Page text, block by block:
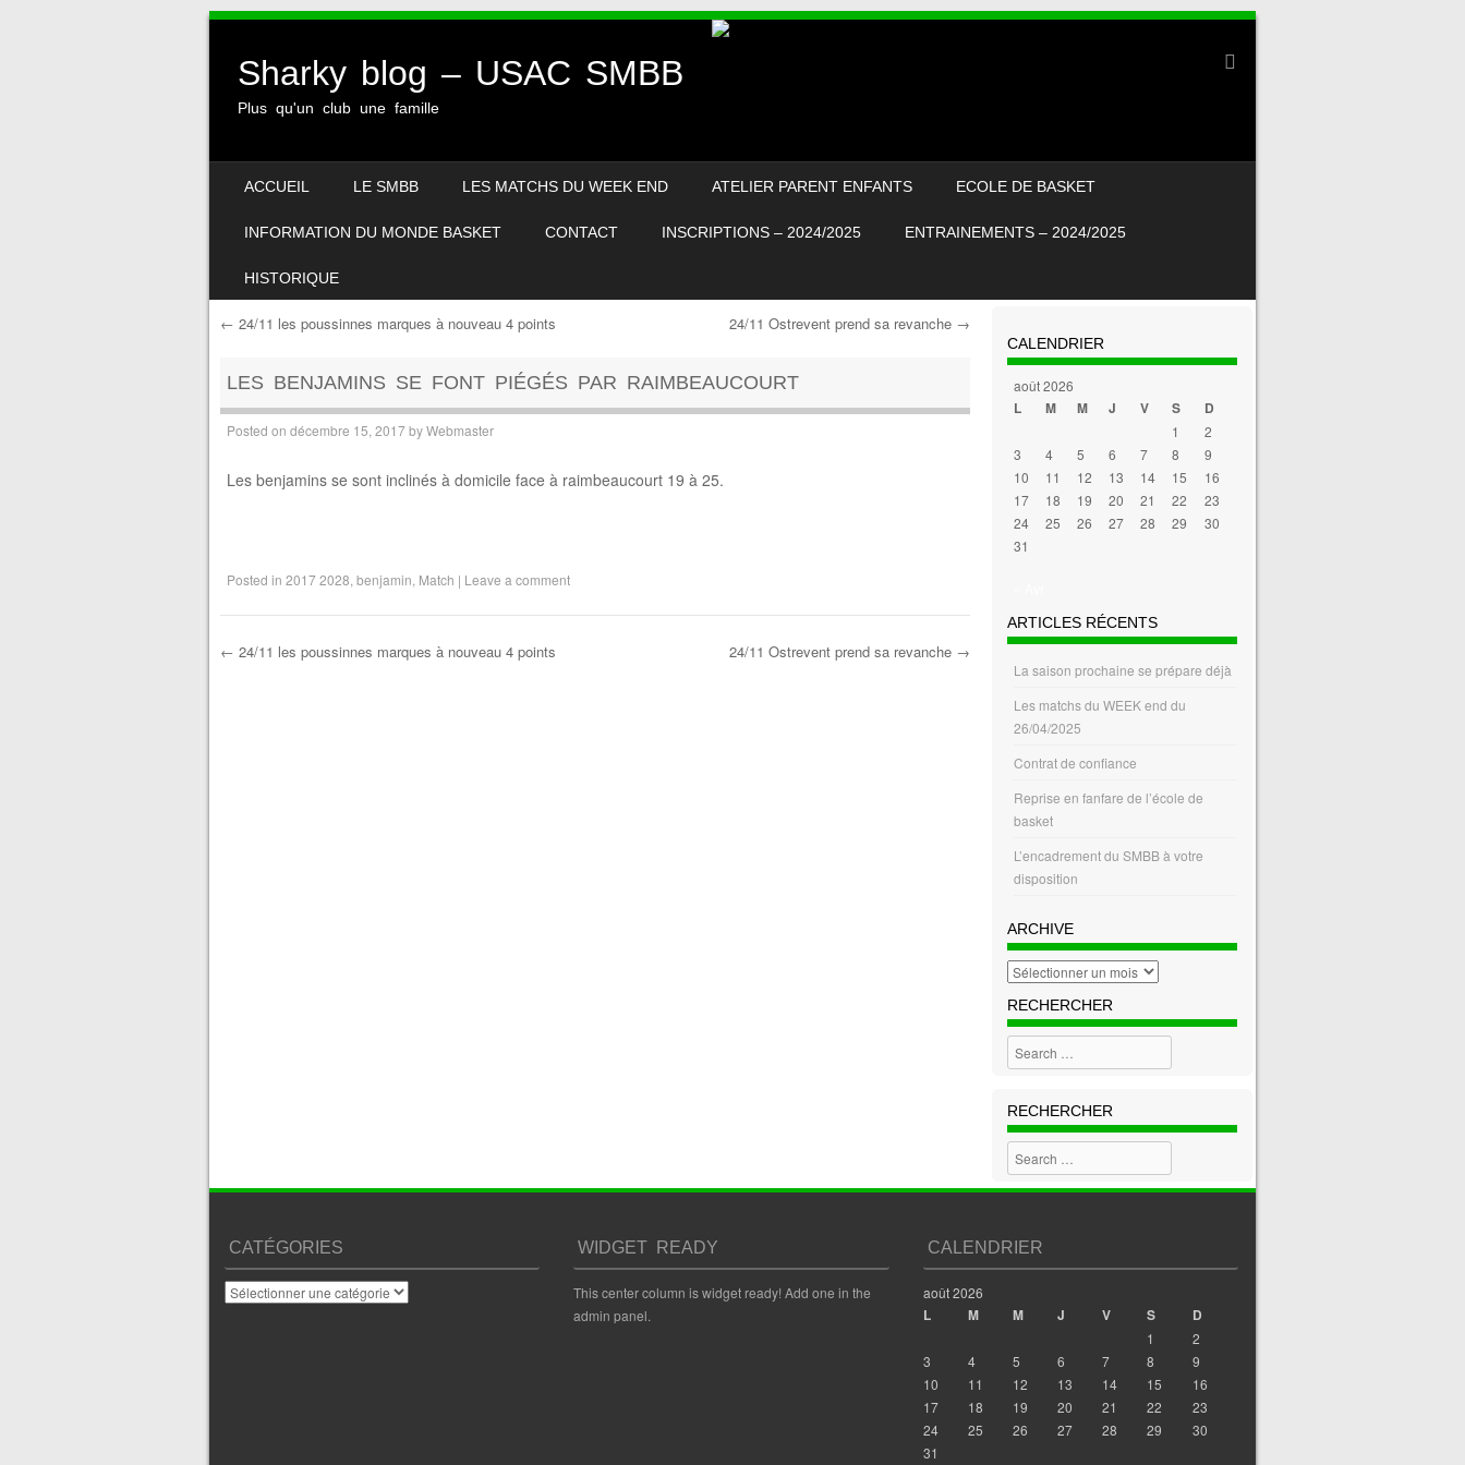
Sharky blog – USAC SMBB
Plus qu'un club une famille
ACCUEIL LE SMBB LES MATCHS DU WEEK END ATELIER PARENT ENFANTS ECOLE DE BASKET
INFORMATION DU MONDE BASKET CONTACT INSCRIPTIONS – 2024/2025 ENTRAINEMENTS – 2024/2025
HISTORIQUE
Post navigation
← 24/11 les poussinnes marques à nouveau 4 points 24/11 Ostrevent prend sa revanche →
LES BENJAMINS SE FONT PIÉGÉS PAR RAIMBEAUCOURT
Posted on décembre 15, 2017byWebmaster
Les benjamins se sont inclinés à domicile face à raimbeaucourt 19 à 25.
Posted in 2017 2028 benjamin Match | Leave a comment
← 24/11 les poussinnes marques à nouveau 4 points 24/11 Ostrevent prend sa revanche →
CALENDRIER
août 2026
L M M J V S D
1
2
3
4 5 6 7 8
9
10
11 12 13 14 15
16
17
18 19 20 21 22
23
24
25 26 27 28 29
30
31
ARTICLES RÉCENTS
La saison prochaine se prépare déjà
Les matchs du WEEK end du
26/04/2025
Contrat de confiance
Reprise en fanfare de l’école de
basket
L’encadrement du SMBB à votre
disposition
ARCHIVE
archive
RECHERCHER
Search
RECHERCHER
Search
CATÉGORIES
Catégories
WIDGET READY
This center column is widget ready! Add one in the
admin panel.
CALENDRIER
août 2026
L M M J V S D
1
2
3
4 5 6 7 8
9
10
11 12 13 14 15
16
17
18 19 20 21 22
23
24
25 26 27 28 29
30
31